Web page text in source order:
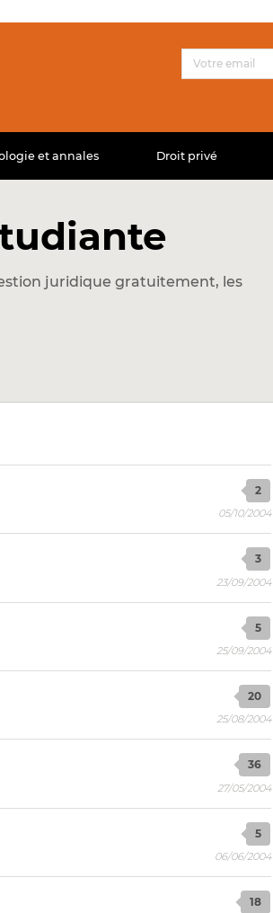
et annales Droit privé
juridique gratuitement, les
2
05/10/2004
3
23/09/2004
5
25/09/2004
20
25/08/2004
36
27/05/2004
5
06/06/2004
18